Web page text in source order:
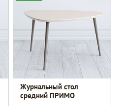
Журнальный стол
средний ПРИМО